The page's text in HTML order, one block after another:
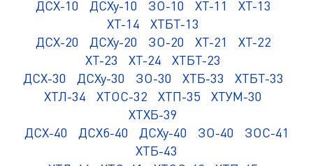
ДСХ-10 ДСХу-10 ЗО-10 ХТ-11
ХТ-13
ХТ-14
ХТБТ-13
ДСХ-20
ДСХу-20 ЗО-20 ХТ-21
ХТ-22
ХТ-23
ХТ-24
ХТБТ-23
ДСХ-30
ДСХу-30 ЗО-30 ХТБ-33
ХТБТ-33
ХТЛ-34
ХТОС-32 ХТП-35
ХТУМ-30
ХТХБ-39
ДСХ-40
ДСХб-40 ДСХу-40 ЗО-40
ЗОС-41
ХТБ-43